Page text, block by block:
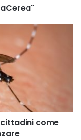
cittadini come